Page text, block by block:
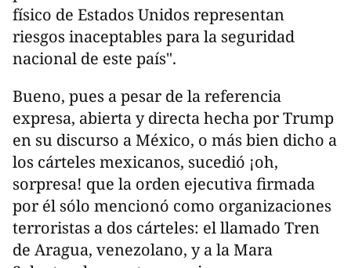
físico de Estados Unidos representan
riesgos inaceptables para la seguridad
nacional de este país".
Bueno, pues a pesar de la referencia
expresa, abierta y directa hecha por Trump
en su discurso a México, o más bien dicho a
los cárteles mexicanos, sucedió ¡oh,
sorpresa! que la orden ejecutiva firmada
por él sólo mencionó como organizaciones
terroristas a dos cárteles: el llamado Tren
de Aragua, venezolano, y a la Mara